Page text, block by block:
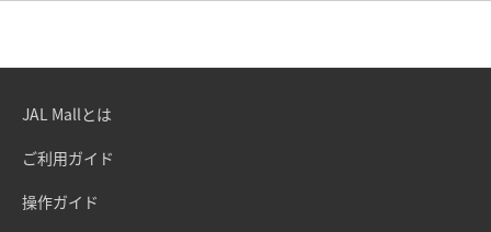
JAL Mallとは
ご利用ガイド
操作ガイド